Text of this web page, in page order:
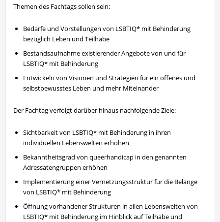
Themen des Fachtags sollen sein:
Bedarfe und Vorstellungen von LSBTIQ* mit Behinderung
bezüglich Leben und Teilhabe
Bestandsaufnahme existierender Angebote von und für
LSBTIQ* mit Behinderung
Entwickeln von Visionen und Strategien für ein offenes und
selbstbewusstes Leben und mehr Miteinander
Der Fachtag verfolgt darüber hinaus nachfolgende Ziele:
Sichtbarkeit von LSBTIQ* mit Behinderung in ihren
individuellen Lebenswelten erhöhen
Bekanntheitsgrad von queerhandicap in den genannten
Adressatengruppen erhöhen
Implementierung einer Vernetzungsstruktur für die Belange
von LSBTIQ* mit Behinderung
Öffnung vorhandener Strukturen in allen Lebenswelten von
LSBTIQ* mit Behinderung im Hinblick auf Teilhabe und